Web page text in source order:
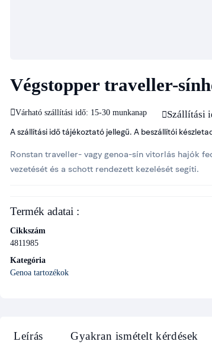
Végstopper traveller-
Várható szállítási idő: 15-30 munkanap Szállítási
A szállítási idő tájékoztató jellegű. A beszállítói
Ronstan traveller- vagy genoa-sín vitorlás hajók
vezetését és a schott rendezett kezelését segíti.
Termék adatai :
Cikkszám
4811985
Kategória
Genoa tartozékok
Leírás Gyakran ismételt kérdések